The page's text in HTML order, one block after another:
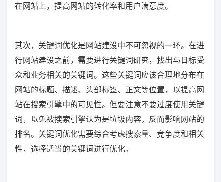
在网站上，提高网站的转化率和用户满意度。
其次，关键词优化是网站建设中不可忽视的一环。在进
行网站建设之前，需要进行关键词研究，找出与目标受
众和业务相关的关键词。这些关键词应该合理地分布在
网站的标题、描述、头部标签、正文等位置，以提高网
站在搜索引擎中的可见性。但要注意不要过度使用关键
词，以免被搜索引擎认为是垃圾内容，反而影响网站的
排名。关键词优化需要综合考虑搜索量、竞争度和相关
性，选择适当的关键词进行优化。